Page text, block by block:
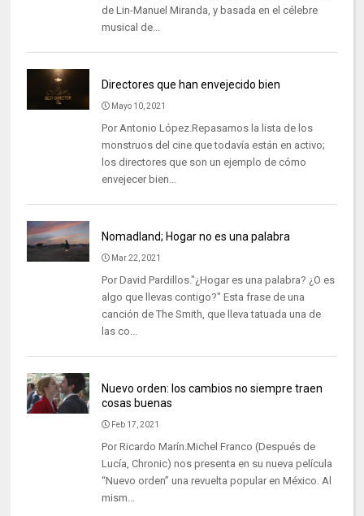
de Lin-Manuel Miranda, y basada en el célebre
musical de...
Directores que han envejecido bien
Mayo 10, 2021
Por Antonio López.Repasamos la lista de los
monstruos del cine que todavía están en activo;
los directores que son un ejemplo de cómo
envejecer bien...
Nomadland; Hogar no es una palabra
Mar 22, 2021
Por David Pardillos."¿Hogar es una palabra? ¿O es
algo que llevas contigo?" Esta frase de una
canción de The Smith, que lleva tatuada una de
las co...
Nuevo orden: los cambios no siempre traen
cosas buenas
Feb 17, 2021
Por Ricardo Marín.Michel Franco (Después de
Lucía, Chronic) nos presenta en su nueva película
“Nuevo orden” una revuelta popular en México. Al
mism...